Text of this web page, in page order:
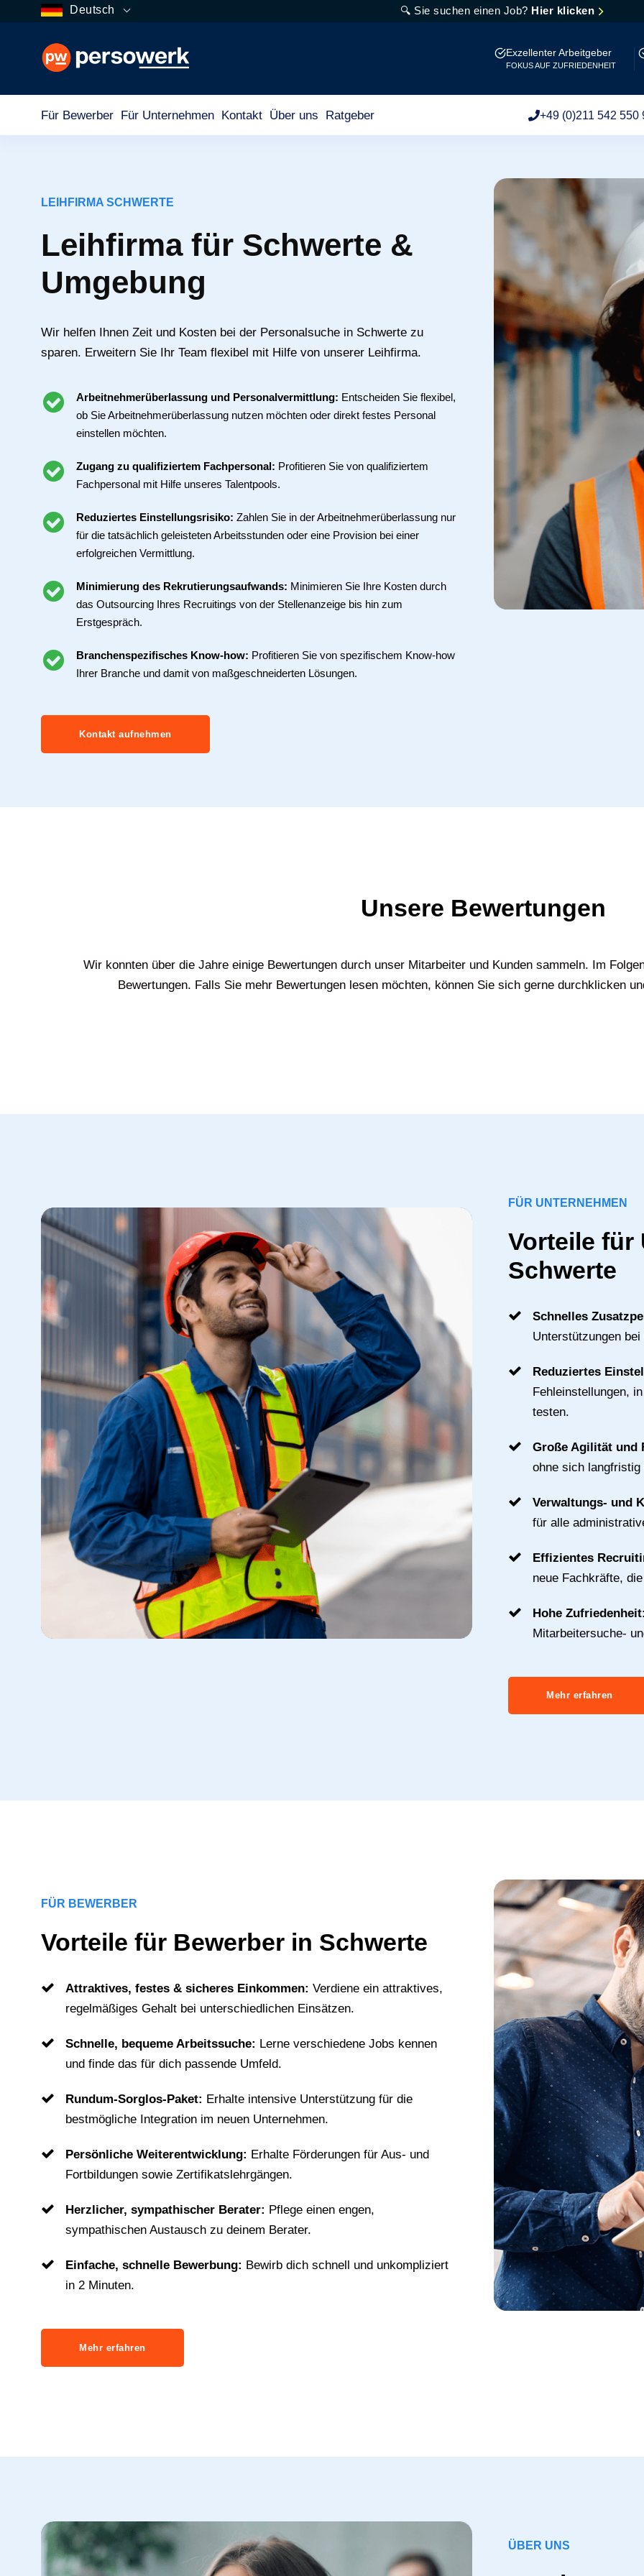
Deutsch 🔍 Sie suchen einen Job? Hier klicken
Exzellenter Arbeitgeber
FOKUS AUF ZUFRIEDENHEIT
Für Bewerber Für Unternehmen Kontakt Über uns Ratgeber +49 (0)211 542 550
LEIHFIRMA SCHWERTE
Leihfirma für Schwerte &
Umgebung
Wir helfen Ihnen Zeit und Kosten bei der Personalsuche in Schwerte zu
sparen. Erweitern Sie Ihr Team flexibel mit Hilfe von unserer Leihfirma.
Arbeitnehmerüberlassung und Personalvermittlung: Entscheiden Sie flexibel,
ob Sie Arbeitnehmerüberlassung nutzen möchten oder direkt festes Personal
einstellen möchten.
Zugang zu qualifiziertem Fachpersonal: Profitieren Sie von qualifiziertem
Fachpersonal mit Hilfe unseres Talentpools.
Reduziertes Einstellungsrisiko: Zahlen Sie in der Arbeitnehmerüberlassung nur
für die tatsächlich geleisteten Arbeitsstunden oder eine Provision bei einer
erfolgreichen Vermittlung.
Minimierung des Rekrutierungsaufwands: Minimieren Sie Ihre Kosten durch
das Outsourcing Ihres Recruitings von der Stellenanzeige bis hin zum
Erstgespräch.
Branchenspezifisches Know-how: Profitieren Sie von spezifischem Know-how
Ihrer Branche und damit von maßgeschneiderten Lösungen.
Kontakt aufnehmen
Unsere Bewertungen
Wir konnten über die Jahre einige Bewertungen durch unser Mitarbeiter und Kunden sammeln. Im
Bewertungen. Falls Sie mehr Bewertungen lesen möchten, können Sie sich gerne durchklicken
FÜR UNTERNEHMEN
Vorteile für
Schwerte
Schnelles
Unterstützungen
Reduziertes
Fehleinstellungen,
testen.
Große Agilität und
ohne sich
Verwaltungs- und
für alle
Effizientes
neue Fachkräfte,
Hohe Zufriedenheit:
Mitarbeitersuche-
Mehr erfahren
FÜR BEWERBER
Vorteile für Bewerber in Schwerte
Attraktives, festes & sicheres Einkommen: Verdiene ein attraktives,
regelmäßiges Gehalt bei unterschiedlichen Einsätzen.
Schnelle, bequeme Arbeitssuche: Lerne verschiedene Jobs kennen
und finde das für dich passende Umfeld.
Rundum-Sorglos-Paket: Erhalte intensive Unterstützung für die
bestmögliche Integration im neuen Unternehmen.
Persönliche Weiterentwicklung: Erhalte Förderungen für Aus- und
Fortbildungen sowie Zertifikatslehrgängen.
Herzlicher, sympathischer Berater: Pflege einen engen,
sympathischen Austausch zu deinem Berater.
Einfache, schnelle Bewerbung: Bewirb dich schnell und unkompliziert
in 2 Minuten.
Mehr erfahren
ÜBER UNS